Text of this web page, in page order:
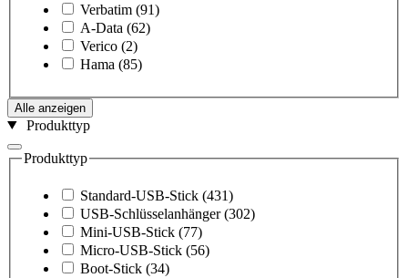
Verbatim (91)
A-Data (62)
Verico (2)
Hama (85)
Alle anzeigen
Produkttyp
Produkttyp
Standard-USB-Stick (431)
USB-Schlüsselanhänger (302)
Mini-USB-Stick (77)
Micro-USB-Stick (56)
Boot-Stick (34)